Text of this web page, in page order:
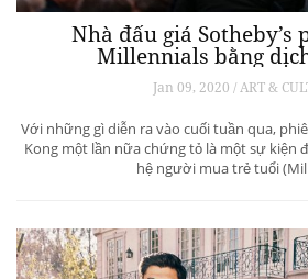
Nhà đấu giá Sotheby’s
Millennials bằng
Jan 09, 2020 / ART &
Với những gì diễn ra vào cuối tuần qua,
Kong một lần nữa chứng tỏ là một sự kiện
hệ người mua trẻ tuổi